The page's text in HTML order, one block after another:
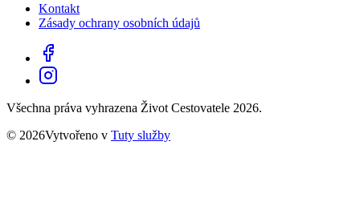
Kontakt
Zásady ochrany osobních údajů
Všechna práva vyhrazena Život Cestovatele 2026.
© 2026Vytvořeno v Tuty služby